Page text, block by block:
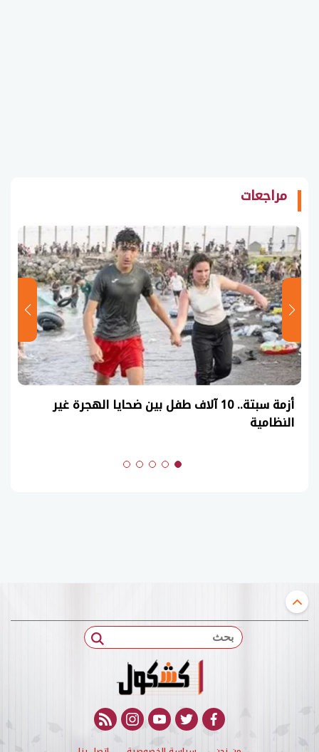
مراجعات
أزمة سبتة.. 10 آلاف طفل بين ضحايا الهجرة غير
النظامية
بحث
facebook
twitter
youtube
instagram
rss feed